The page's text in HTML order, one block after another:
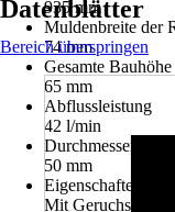
935 mm
Muldenbreite der
74 mm
Gesamte Bauhöhe
65 mm
Abflussleistung
42 l/min
Durchmesser
50 mm
Eigenschaften
Mit
Datenblätter
Bereich überspringen